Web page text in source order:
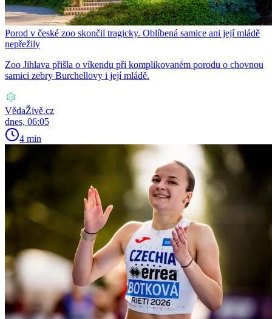
Porod v české zoo skončil tragicky. Oblíbená samice ani její mládě
nepřežily
Zoo Jihlava přišla o víkendu při komplikovaném porodu o chovnou
samici zebry Burchellovy i její mládě.
VědaŽivě.cz
dnes, 06:05
4 min